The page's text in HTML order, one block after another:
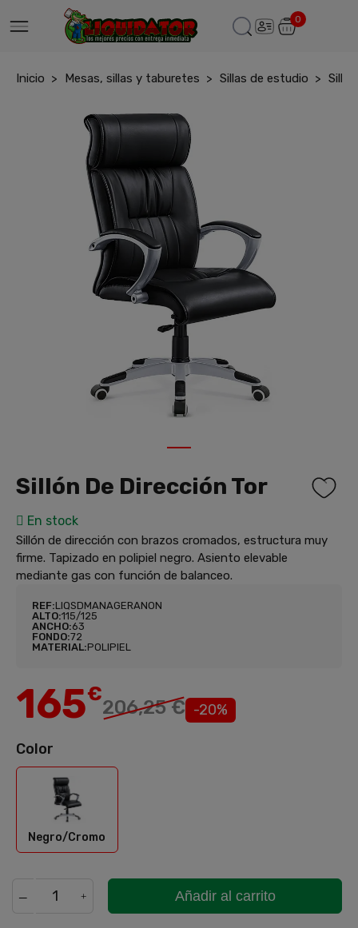
0
Inicio Mesas, sillas y taburetes Sillas de estudio
Sillón De Dirección Tor
En stock
Sillón de dirección con brazos cromados, estructura muy
firme. Tapizado en polipiel negro. Asiento elevable
mediante gas con función de balanceo.
REF:LIQSDMANAGERANON
ALTO:115/125
ANCHO:63
FONDO:72
MATERIAL:POLIPIEL
165€
206,25 € -20%
Color
Negro/Cromo
Negro/Cromo
Añadir al carrito